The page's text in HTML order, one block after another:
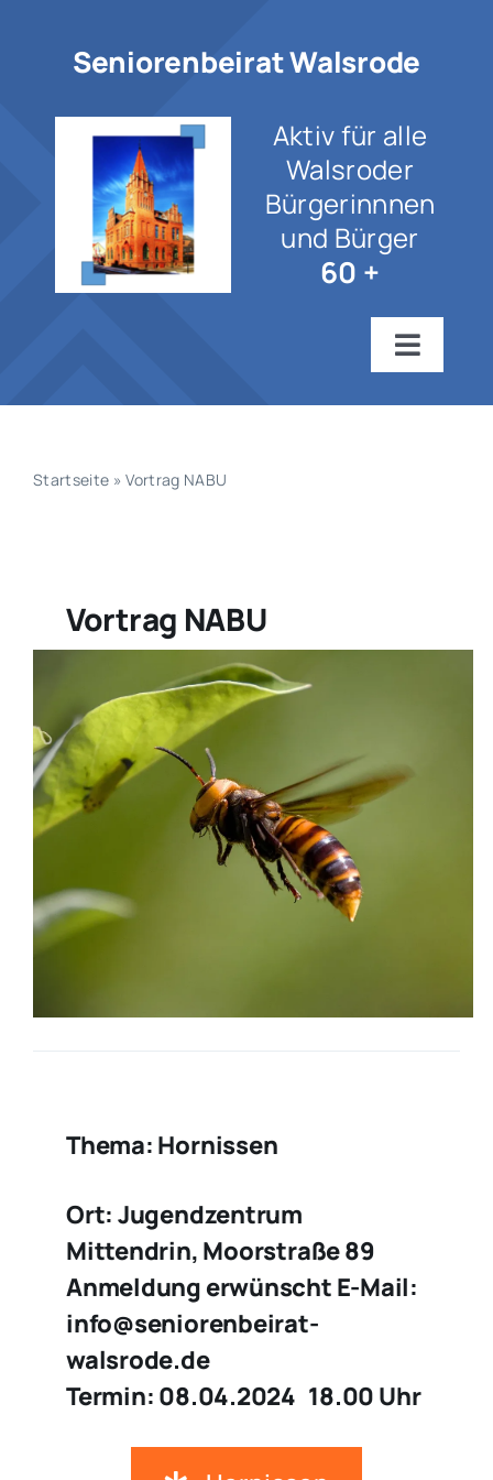
springenSeniorenbeirat Walsrode
Aktiv für alle
Walsroder
Bürgerinnnen
und Bürger
60 +
Toggle
Startseite
Wir über uns
Veranstaltungen
Sonstiges
Startseite »Vortrag NABU
Vortrag NABU
Thema: Hornissen
Ort: Jugendzentrum
Mittendrin, Moorstraße 89
Anmeldung erwünscht E-Mail:
info@seniorenbeirat-
walsrode.de
Termin: 08.04.2024 18.00 Uhr